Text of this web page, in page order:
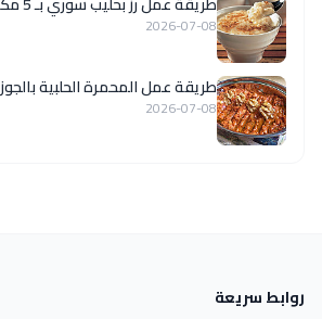
2026-07-08
طريقة عمل المحمرة الحلبية بالجوز
2026-07-08
روابط سريعة